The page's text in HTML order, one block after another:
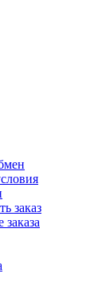
заказ